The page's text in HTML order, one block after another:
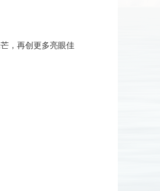
，再创更多亮眼佳